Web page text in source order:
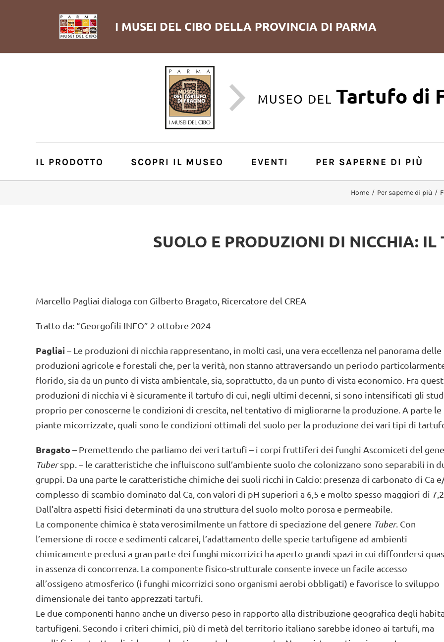
I MUSEI DEL CIBO DELLA PROVINCIA DI PARMA
MUSEO DEL Tartufo di
IL PRODOTTO SCOPRI IL MUSEO EVENTI PER SAPERNE DI PIÙ
SUOLO E PRODUZIONI DI NICCHIA: IL
Home / Per saperne di più /
Marcello Pagliai dialoga con Gilberto Bragato, Ricercatore del CREA
Tratto da: “Georgofili INFO” 2 ottobre 2024
Pagliai– Le produzioni di nicchia rappresentano, in molti casi, una vera eccellenza nel panorama delle
produzioni agricole e forestali che, per la verità, non stanno attraversando un periodo
florido, sia da un punto di vista ambientale, sia, soprattutto, da un punto di vista economico. Fra
produzioni di nicchia vi è sicuramente il tartufo di cui, negli ultimi decenni, si sono intensificati gli
proprio per conoscerne le condizioni di crescita, nel tentativo di migliorarne la produzione. A parte le
piante micorrizzate, quali sono le condizioni ottimali del suolo per la produzione dei vari tipi di
Bragato – Premettendo che parliamo dei veri tartufi – i corpi fruttiferi dei funghi Ascomiceti del
Tuberspp. – le caratteristiche che influiscono sull’ambiente suolo che colonizzano sono separabili in
gruppi. Da una parte le caratteristiche chimiche dei suoli ricchi in Calcio: presenza di carbonato di Ca
complesso di scambio dominato dal Ca, con valori di pH superiori a 6,5 e molto spesso maggiori di 7,2.
Dall’altra aspetti fisici determinati da una struttura del suolo molto porosa e permeabile.
La componente chimica è stata verosimilmente un fattore di speciazione del genere Tuber. Con
l’emersione di rocce e sedimenti calcarei, l’adattamento delle specie tartufigene ad ambienti
chimicamente preclusi a gran parte dei funghi micorrizici ha aperto grandi spazi in cui diffondersi
in assenza di concorrenza. La componente fisico-strutturale consente invece un facile accesso
all’ossigeno atmosferico (i funghi micorrizici sono organismi aerobi obbligati) e favorisce lo sviluppo
dimensionale dei tanto apprezzati tartufi.
Le due componenti hanno anche un diverso peso in rapporto alla distribuzione geografica degli
tartufigeni. Secondo i criteri chimici, più di metà del territorio italiano sarebbe idoneo ai tartufi, ma